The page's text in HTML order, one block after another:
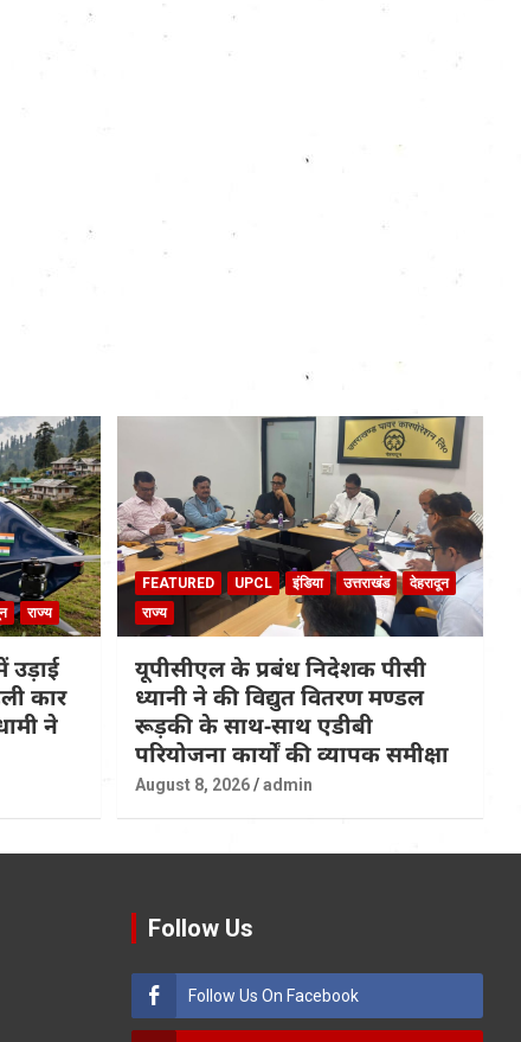
राज्य
उड़ाई
कार
ने
FEATURED UPCL इंडिया उत्तराखंड
देहरादून
राज्य
यूपीसीएल के प्रबंध निदेशक पीसी
ध्यानी ने की विद्युत वितरण मण्डल
रूड़की के साथ-साथ एडीबी
परियोजना कार्यों की व्यापक समीक्षा
August 8, 2026 admin
Follow Us
Follow Us On Facebook